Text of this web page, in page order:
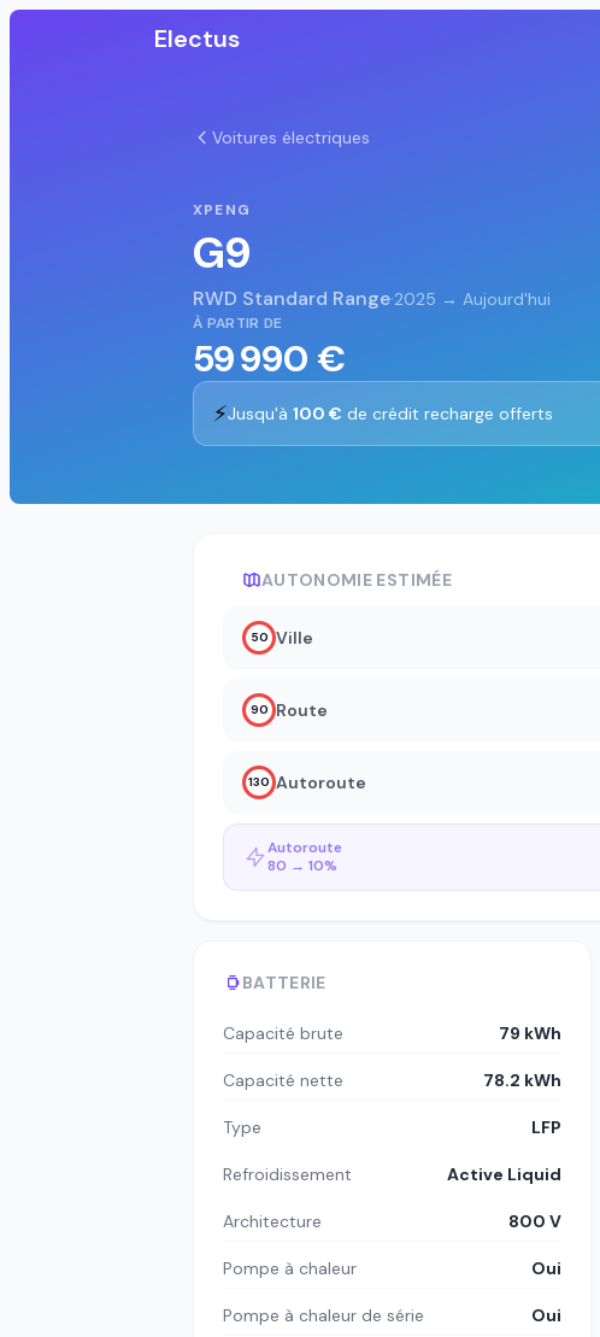
Electus
Voitures électriques
XPENG
G9
RWD Standard Range·2025 → Aujourd'hui
À PARTIR DE
59 990 €
⚡Jusqu'à 100 € de crédit recharge offerts
AUTONOMIE ESTIMÉE
50 Ville
90 Route
130 Autoroute
Autoroute
80 → 10%
BATTERIE
Capacité brute 79 kWh
Capacité nette 78.2 kWh
Type LFP
Refroidissement Active Liquid
Architecture 800 V
Pompe à chaleur Oui
Pompe à chaleur de série Oui